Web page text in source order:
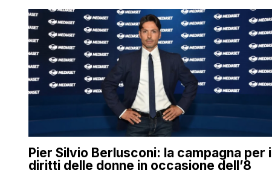
diverse operazioni, bensì comporta […]
Pier Silvio Berlusconi: la campagna per i
diritti delle donne in occasione dell’8